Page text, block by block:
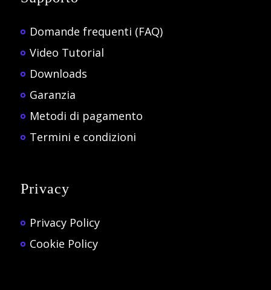
Domande frequenti (FAQ)
Video Tutorial
Downloads
Garanzia
Metodi di pagamento
Termini e condizioni
Privacy
Privacy Policy
Cookie Policy